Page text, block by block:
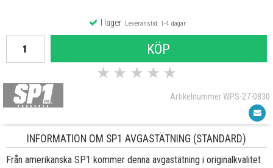
I lagerLeveranstid: 1-4 dagar
KÖP
★ ★ ★ ★ ★
Artikelnummer WPS-27-0830
INFORMATION OM SP1 AVGASTÄTNING (STANDARD)
Från amerikanska SP1 kommer denna avgastätning i originalkvalitet